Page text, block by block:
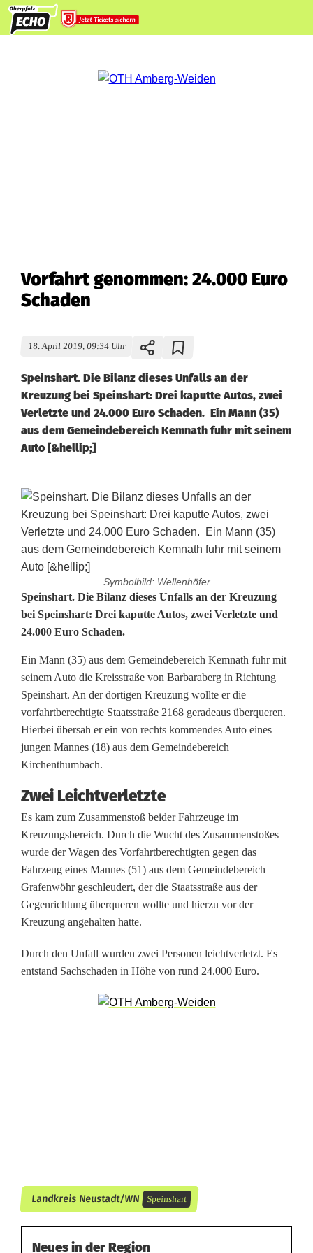
Vorfahrt genommen: 24.000 Euro
Schaden
18. April 2019, 09:34 Uhr
Speinshart. Die Bilanz dieses Unfalls an der
Kreuzung bei Speinshart: Drei kaputte Autos, zwei
Verletzte und 24.000 Euro Schaden. Ein Mann (35)
aus dem Gemeindebereich Kemnath fuhr mit seinem
Auto [&hellip;]
Symbolbild: Wellenhöfer
V
o
r
f
a
h
r
t
g
e
n
o
m
m
e
0
E
Speinshart. Die Bilanz dieses Unfalls an der Kreuzung
bei Speinshart: Drei kaputte Autos, zwei Verletzte und
24.000 Euro Schaden.
Ein Mann (35) aus dem Gemeindebereich Kemnath fuhr mit
seinem Auto die Kreisstraße von Barbaraberg in Richtung
Speinshart. An der dortigen Kreuzung wollte er die
vorfahrtberechtigte Staatsstraße 2168 geradeaus überqueren.
Hierbei übersah er ein von rechts kommendes Auto eines
jungen Mannes (18) aus dem Gemeindebereich
Kirchenthumbach.
Zwei Leichtverletzte
Es kam zum Zusammenstoß beider Fahrzeuge im
Kreuzungsbereich. Durch die Wucht des Zusammenstoßes
wurde der Wagen des Vorfahrtberechtigten gegen das
Fahrzeug eines Mannes (51) aus dem Gemeindebereich
Grafenwöhr geschleudert, der die Staatsstraße aus der
Gegenrichtung überqueren wollte und hierzu vor der
Kreuzung angehalten hatte.
Durch den Unfall wurden zwei Personen leichtverletzt. Es
entstand Sachschaden in Höhe von rund 24.000 Euro.
Landkreis Neustadt/WN Speinshart
Neues in der Region